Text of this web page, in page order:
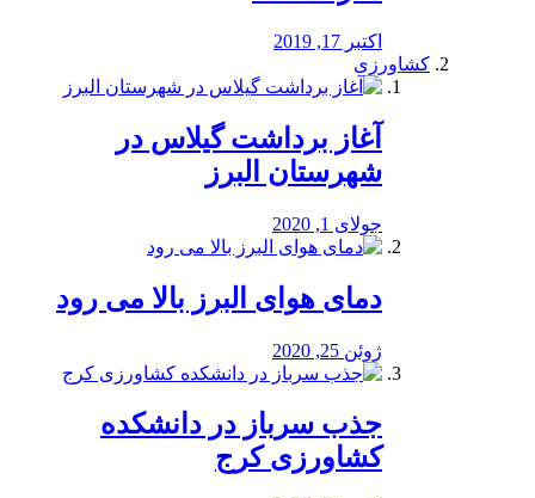
اکتبر 17, 2019
کشاورزی
آغاز برداشت گیلاس در
شهرستان البرز
جولای 1, 2020
دمای هوای البرز بالا می رود
ژوئن 25, 2020
جذب سرباز در دانشکده
کشاورزی کرج